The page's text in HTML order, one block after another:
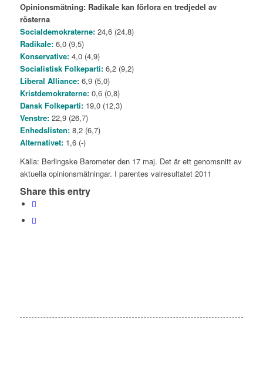
Opinionsmätning: Radikale kan förlora en tredjedel av
rösterna
Socialdemokraterne:24,6 (24,8)
Radikale:6,0 (9,5)
Konservative:4,0 (4,9)
Socialistisk Folkeparti:6,2 (9,2)
Liberal Alliance:6,9 (5,0)
Kristdemokraterne:0,6 (0,8)
Dansk Folkeparti:19,0 (12,3)
Venstre:22,9 (26,7)
Enhedslisten:8,2 (6,7)
Alternativet:1,6 (-)
Källa: Berlingske Barometer den 17 maj. Det är ett genomsnitt av
aktuella opinionsmätningar. I parentes valresultatet 2011
Share this entry